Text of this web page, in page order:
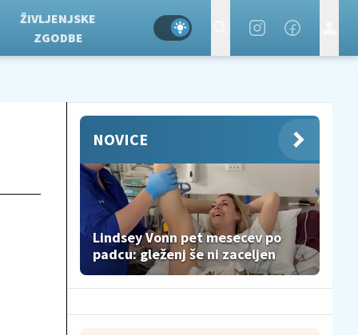
ŽIVLJENJSKE
ZGODBE
NOVICE
Lindsey Vonn pet mesecev po
padcu: gleženj še ni zaceljen